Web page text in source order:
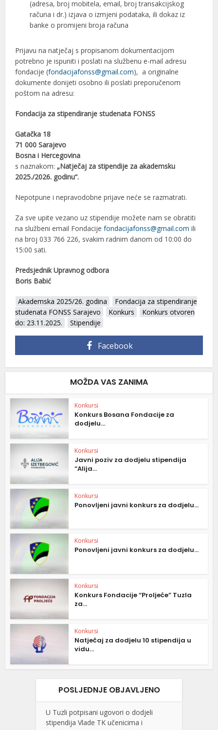
(adresa, broj mobitela, email, broj transakcijskog
računa i dr.) izjava o izmjeni podataka, ili dokaz iz
banke o promijeni broja računa
Prijavu na natječaj s propisanom dokumentacijom
potrebno je ispuniti i poslati na službenu e-mail adresu
fondacije (fondacijafonss@gmail.com), a originalne
dokumente donijeti osobno ili poslati preporučenom
poštom na adresu:
Fondacija za stipendiranje studenata FONSS
Gatačka 18
71 000 Sarajevo
Bosna i Hercegovina
s naznakom:„Natječaj za stipendije za akademsku
2025./2026. godinu“.
Nepotpune i nepravodobne prijave neće se razmatrati.
Za sve upite vezano uz stipendije možete nam se obratiti
na službeni email Fondacijefondacijafonss@gmail.com ili
na broj 033 766 226, svakim radnim danom od 10:00 do
15:00 sati.
Predsjednik Upravnog odbora
Boris Babić
Akademska 2025/26. godina
Fondacija za stipendiranje
studenata FONSS Sarajevo
Konkurs
Konkurs otvoren
do: 23.11.2025.
Stipendije
Facebook
MOŽDA VAS ZANIMA
Konkursi
Konkurs Bosana Fondacije za
dodjelu...
Konkursi
Javni poziv za dodjelu stipendija
“Alija...
Konkursi
Ponovljeni javni konkurs za dodjelu...
Konkursi
Ponovljeni javni konkurs za dodjelu...
Konkursi
Konkurs Fondacije “Proljeće” Tuzla
za...
Konkursi
Natječaj za dodjelu 10 stipendija u
vidu...
POSLJEDNJE OBJAVLJENO
U Tuzli potpisani ugovori o dodjeli
stipendija Vlade TK učenicima i